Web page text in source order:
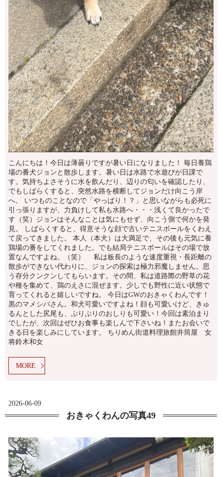
こんにちは！今日は薄曇りですが暑い日になりました！ 毎日養鶏
場の番犬ジョンと散歩します。暑い日は水路で水遊びが日課で
す。気持ちよさそうに水を飲んだり、辺りの匂いを確認したり、
でもしばらくすると、突然水路を横断してジョンだけ向こう岸
へ。 いつものことなので「やっぱり！？」と思いながらも必死に
引っ張りますが、力負けして私も水路へ・・・浅くて良かったで
す（笑）ジョンはそんなことは気にもせず、向こう側で何かを発
見。 しばらくすると、得意そうな顔で古いテニスボールをくわえ
て戻ってきました。 本人（本犬）は大満足で、その後も元気に養
鶏場の番をしてくれました。でも結局テニスボールはその場で放
置なんですよね。（笑） 私は板長のような速度重視・長距離の
散歩ができない代わりに、ジョンの探索は極力邪魔しません。思
う存分クンクンしてもらいます。その間、私は道路際の野草の花
や種を集めて、鶏のえさに混ぜます。少しでも野性に近い状態で
育ってくれると嬉しいですね。 今日はGWのおきゃくわんです！
黒のマメシバさん。和犬可愛いですよね！顔も可愛いけど、きゅ
るんとした尻尾も、ぷりぷりのおしりも可愛い！今回は素泊まり
でしたが、次回はぜひお食事も楽しんで下さいね！またお会いで
きる日を楽しみにしています。 ちりめん街道料理旅館井筒屋 女
将鈴木和女
MORE
2026-06-09
おきゃくわんの写真49